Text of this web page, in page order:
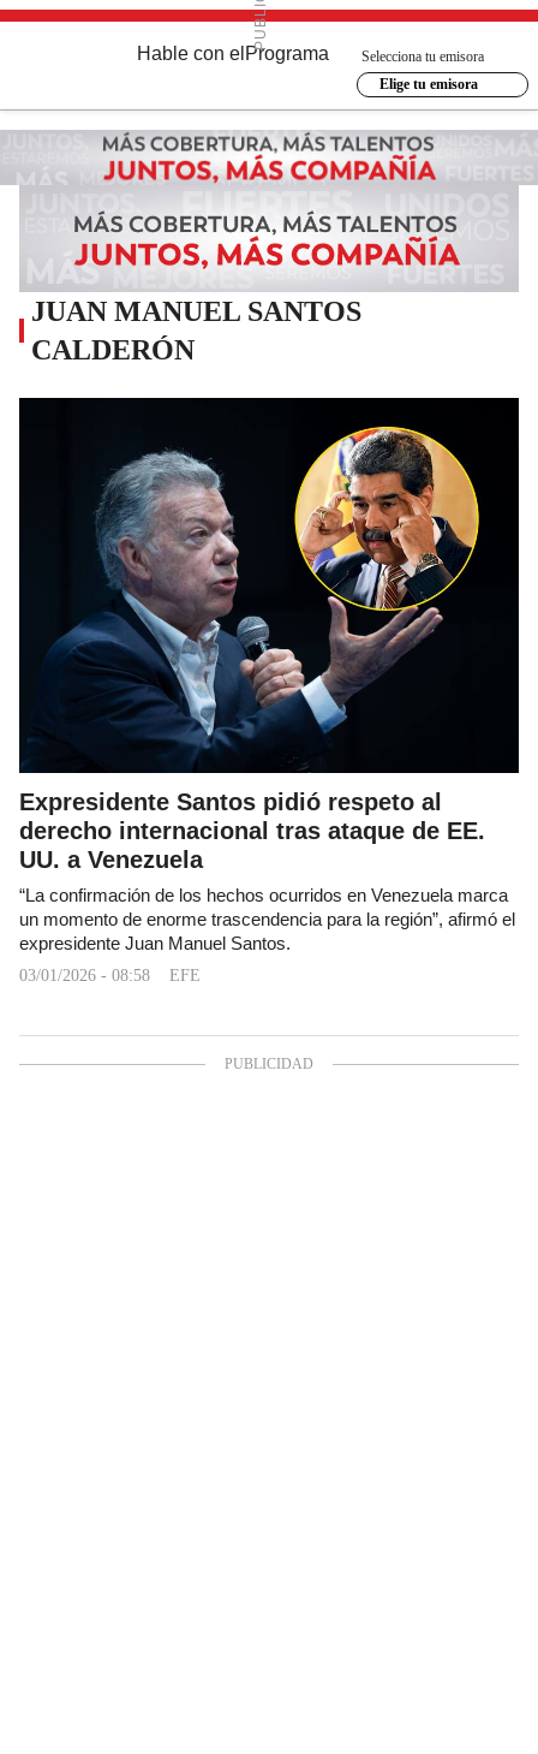
Hable con el Programa
Selecciona tu emisora
Elige tu emisora
JUAN MANUEL SANTOS
CALDERÓN
Expresidente Santos pidió respeto al
derecho internacional tras ataque de EE.
UU. a Venezuela
“La confirmación de los hechos ocurridos en Venezuela marca
un momento de enorme trascendencia para la región”, afirmó el
expresidente Juan Manuel Santos.
03/01/2026 - 08:58 EFE